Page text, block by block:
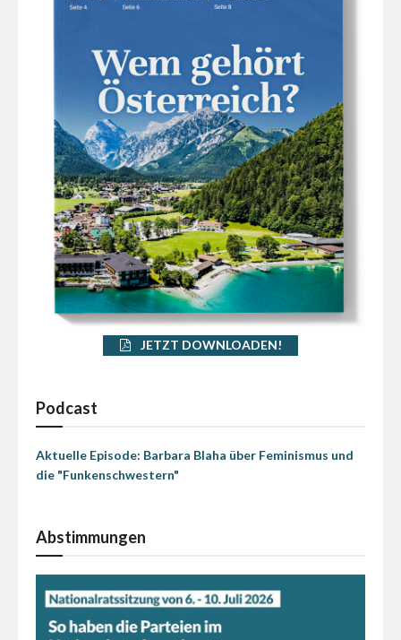
JETZT DOWNLOADEN!
Podcast
Aktuelle Episode: Barbara Blaha über Feminismus und
die "Funkenschwestern"
Abstimmungen